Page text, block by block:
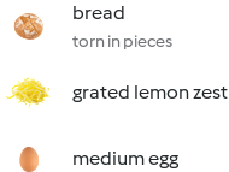
bread
torn in pieces
grated lemon zest
medium egg